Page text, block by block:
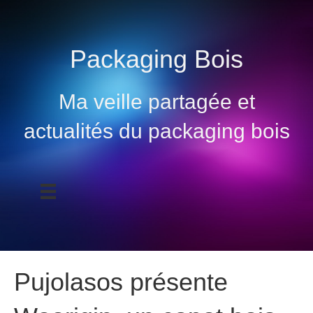
Packaging Bois
Ma veille partagée et
actualités du packaging bois
Pujolasos présente